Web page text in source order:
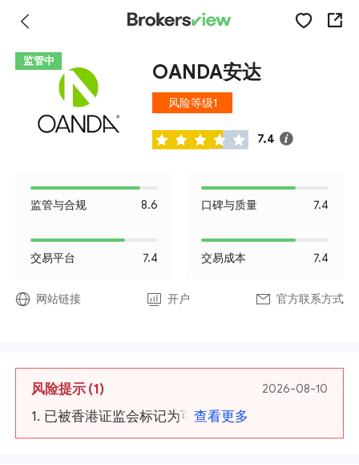
监管中 OANDA安达
风险等级1
7.4
监管与合规 8.6 口碑与质量 7.4
交易平台 7.4 交易成本 7.4
网站链接 开户 官方联系方式
风险提示(1) 2026-08-10
1. 已被香港证监会标记为可疑网站。
查看更多